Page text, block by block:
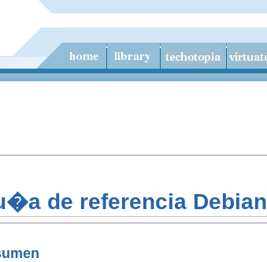
de referencia Debian